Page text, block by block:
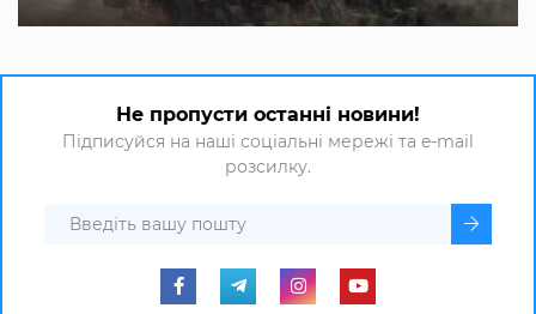
Не пропусти останні новини!
Підписуйся на наші соціальні мережі та e-mail
розсилку.